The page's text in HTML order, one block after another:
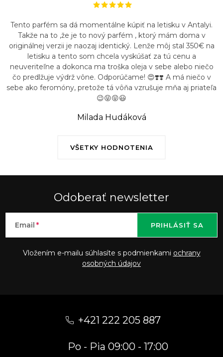
VŠETKY HODNOTENIA
Tento parfém sa dá momentálne kúpiť na letisku v Antalyi.
Takže na to ,že je to nový parfém , ktorý mám doma v
originálnej verzii je naozaj identický. Lenže môj stal 350€ na
letisku a tento som chcela vyskúšať za tú cenu a
neuveriteľne a dokonca ma troška oleja v sebe alebo niečo
čo predlžuje výdrž vône. Odporúčame! 😍❣️❣️ A má niečo v
sebe ako feromóny, pretože tá vôňa vzrušuje mňa aj priateľa
😉😝😝😃
Milada Hudáková
Odoberať newsletter
Email
Vložením e-mailu súhlasíte s podmienkami ochrany
osobných údajov
PRIHLÁSIŤ SA
+421 222 205 887
Po - Pia 09:00 - 17:00